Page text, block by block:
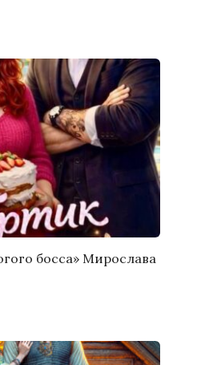
босса» Мирослава